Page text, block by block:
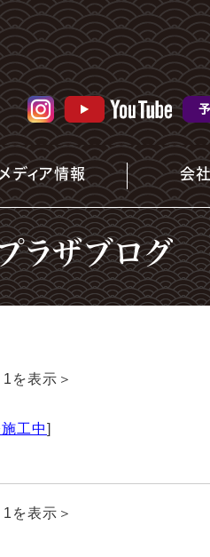
ディア情報 会
ラザブログ
を表示＞
工中]
を表示＞